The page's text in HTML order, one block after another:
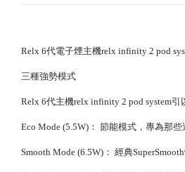
Relx 6代電子煙主機relx infinity 2 pod
三種強勢模式
Relx 6代主機relx infinity 2 pod system
Eco Mode (5.5W)： 節能模式，專為那
Smooth Mode (6.5W)： 經典